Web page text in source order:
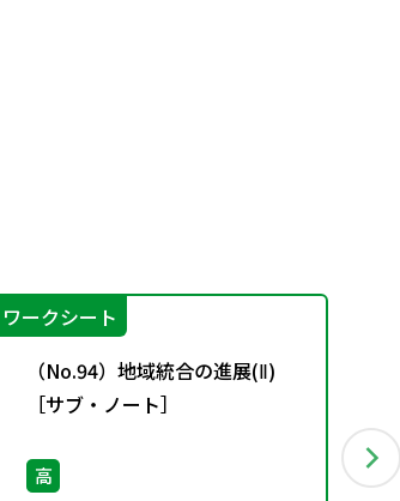
ークシート
（No.94）地域統合の進展(Ⅱ)
［サブ・ノート］
高